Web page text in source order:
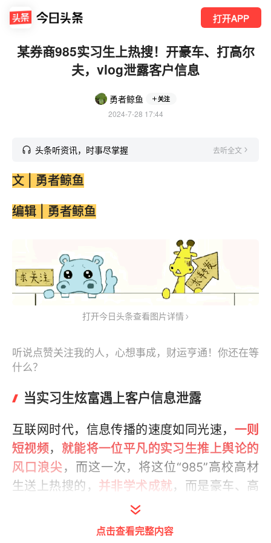
打开APP
某券商985实习生上热搜！开豪车、打高尔
夫，vlog泄露客户信息
勇者鲸鱼 关注
2024-7-28 17:44
头条听资讯，时事尽掌握 去听全文
文 | 勇者鲸鱼
编辑 | 勇者鲸鱼
打开今日头条查看图片详情
听说点赞关注我的人，心想事成，财运亨通！你还在等
什么？
当实习生炫富遇上客户信息泄露
互联网时代，信息传播的速度如同光速， 一则
短视频， 就能将一位平凡的实习生推上舆论的
风口浪尖，而这一次，将这位“985”高校高材
生送上热搜的， 并非学术成就 ，而是豪车、高
尔夫和一份令人瞠目结舌的实习日常
点击查看完整内容